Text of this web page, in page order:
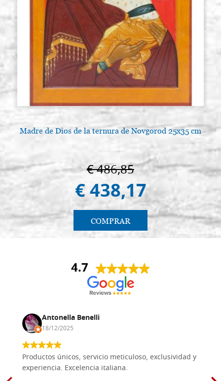
Madre de Dios de la ternura de Novgorod 25x35 cm
€ 486,85
€ 438,17
COMPRAR
4.7
Antonella Benelli
18/12/2025
Productos únicos, servicio meticuloso, exclusividad y
experiencia. Excelencia italiana.